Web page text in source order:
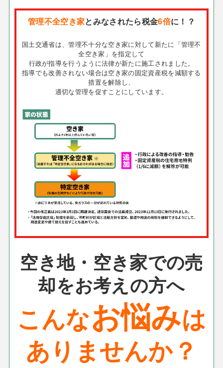
管理不全空き家とみなされたら税金6倍に！？
国土交通省は、管理不十分な空き家に対して新たに「管理不
全空き家」を指定して
行政が指導を行うように法律が新たに施工されました。
指導でも改善されない場合は空き家の固定資産税を減額する
措置を解除し、
適切な管理を促すことにしています。
空き地・空き家での売
却をお考えの方へ
こんなお悩みは
ありませんか？